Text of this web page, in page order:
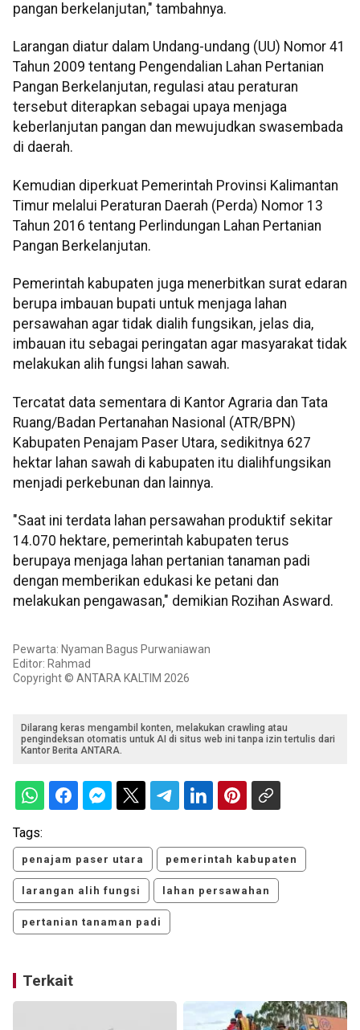
pangan berkelanjutan," tambahnya.
Larangan diatur dalam Undang-undang (UU) Nomor 41
Tahun 2009 tentang Pengendalian Lahan Pertanian
Pangan Berkelanjutan, regulasi atau peraturan
tersebut diterapkan sebagai upaya menjaga
keberlanjutan pangan dan mewujudkan swasembada
di daerah.
Kemudian diperkuat Pemerintah Provinsi Kalimantan
Timur melalui Peraturan Daerah (Perda) Nomor 13
Tahun 2016 tentang Perlindungan Lahan Pertanian
Pangan Berkelanjutan.
Pemerintah kabupaten juga menerbitkan surat edaran
berupa imbauan bupati untuk menjaga lahan
persawahan agar tidak dialih fungsikan, jelas dia,
imbauan itu sebagai peringatan agar masyarakat tidak
melakukan alih fungsi lahan sawah.
Tercatat data sementara di Kantor Agraria dan Tata
Ruang/Badan Pertanahan Nasional (ATR/BPN)
Kabupaten Penajam Paser Utara, sedikitnya 627
hektar lahan sawah di kabupaten itu dialihfungsikan
menjadi perkebunan dan lainnya.
"Saat ini terdata lahan persawahan produktif sekitar
14.070 hektare, pemerintah kabupaten terus
berupaya menjaga lahan pertanian tanaman padi
dengan memberikan edukasi ke petani dan
melakukan pengawasan," demikian Rozihan Asward.
Pewarta: Nyaman Bagus Purwaniawan
Editor: Rahmad
Copyright © ANTARA KALTIM 2026
Dilarang keras mengambil konten, melakukan crawling atau
pengindeksan otomatis untuk AI di situs web ini tanpa izin tertulis dari
Kantor Berita ANTARA.
Tags:
penajam paser utara pemerintah kabupaten
larangan alih fungsi lahan persawahan
pertanian tanaman padi
Terkait